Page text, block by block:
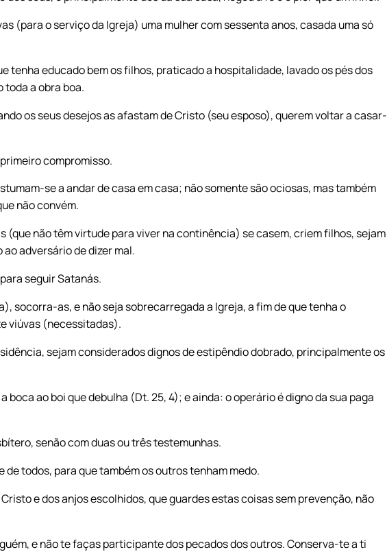
(para o serviço da Igreja) uma mulher com sessenta anos, casada uma só
tenha educado bem os filhos, praticado a hospitalidade, lavado os pés dos
a obra boa.
os seus desejos as afastam de Cristo (seu esposo), querem voltar a casar-
compromisso.
se a andar de casa em casa; não somente são ociosas, mas também
não convém.
(que não têm virtude para viver na continência) se casem, criem filhos, sejam
adversário de dizer mal.
seguir Satanás.
socorra-as, e não seja sobrecarregada a Igreja, a fim de que tenha o
viúvas (necessitadas).
sejam considerados dignos de estipêndio dobrado, principalmente os
boca ao boi que debulha (Dt. 25, 4); e ainda: o operário é digno da sua paga
senão com duas ou três testemunhas.
todos, para que também os outros tenham medo.
e dos anjos escolhidos, que guardes estas coisas sem prevenção, não
e não te faças participante dos pecados dos outros. Conserva-te a ti